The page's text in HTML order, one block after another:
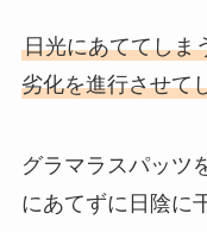
日光にあててしま
劣化を進行させて
グラマラスパッツ
にあてずに日陰に